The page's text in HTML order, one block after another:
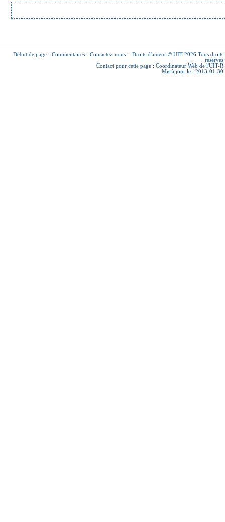
Début de page - Commentaires - Contactez-nous - Droits d'auteur © UIT 2026 Tous droits
réservés
Contact pour cette page : Coordinateur Web de l'UIT-R
Mis à jour le : 2013-01-30